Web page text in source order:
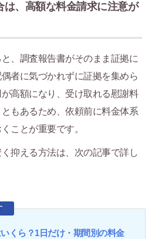
は、高額な料金請求に注意が
、調査報告書がそのまま証拠に
者に気づかれずに証拠を集めら
高額になり、受け取れる慰謝料
もあるため、依頼前に料金体系
ことが重要です。
抑える方法は、次の記事で詳し
くら？1日だけ・期間別の料金